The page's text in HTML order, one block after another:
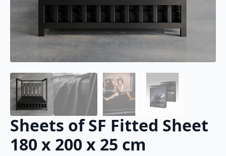
Sheets of SF Fitted Sheet
180 x 200 x 25 cm